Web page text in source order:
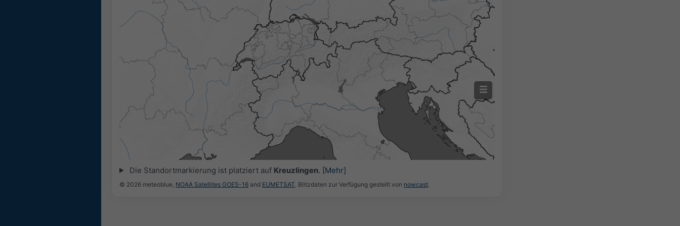
6h 9h 18h 24h
22:45 23:15 23:45 00:00 00:15
Die Standortmarkierung ist platziert auf Kreuzlingen. [Mehr]
© 2026 meteoblue, NOAA Satellites GOES-16 and EUMETSAT. Blitzdaten zur Verfügung gestellt von nowcast.